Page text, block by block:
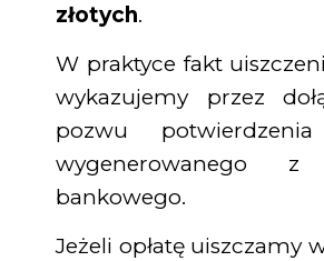
złotych.
W praktyce fakt
wykazujemy przez
pozwu
wygenerowanego z
bankowego.
Jeżeli opłatę uiszczamy